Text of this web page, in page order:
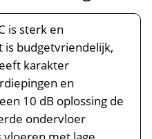
is sterk en
is budgetvriendelijk,
karakter
en
10 dB oplossing de
ondervloer